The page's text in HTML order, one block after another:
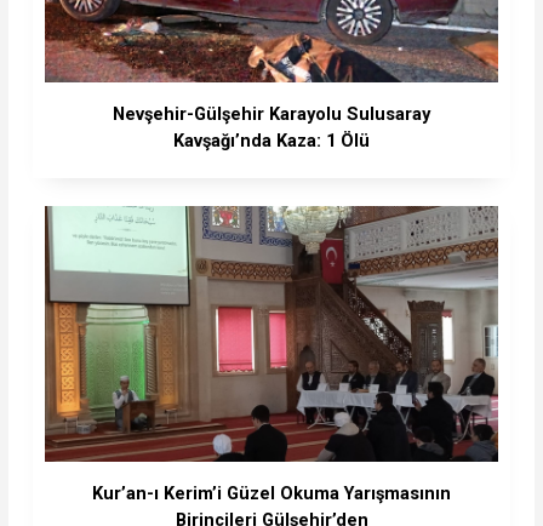
Nevşehir-Gülşehir Karayolu Sulusaray
Kavşağı’nda Kaza: 1 Ölü
Kur’an-ı Kerim’i Güzel Okuma Yarışmasının
Birincileri Gülşehir’den